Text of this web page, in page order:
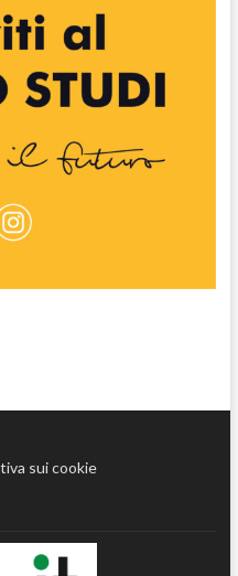
sui cookie